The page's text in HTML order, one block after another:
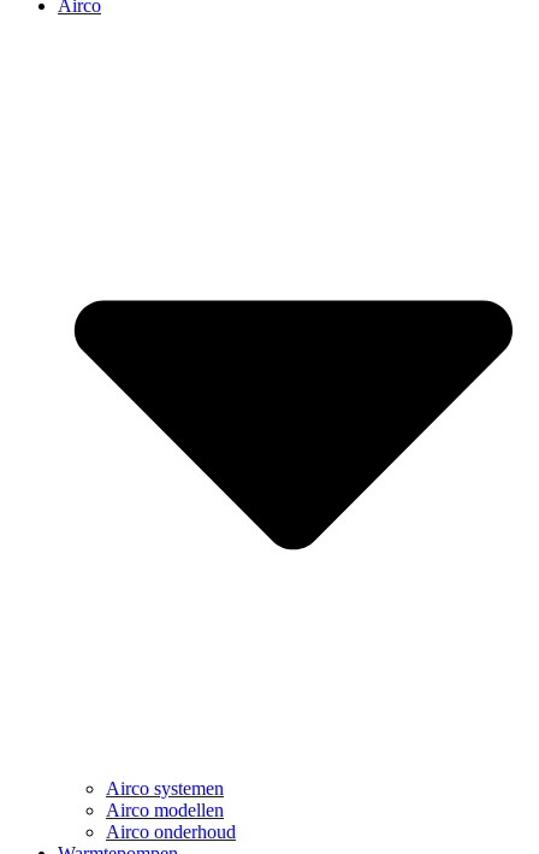
Airco
Airco systemen
Airco modellen
Airco onderhoud